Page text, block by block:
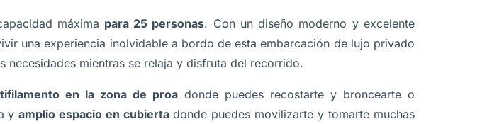
máxima para 25 personas. Con un diseño moderno y excelente
una experiencia inolvidable a bordo de esta embarcación de lujo privado
necesidades mientras se relaja y disfruta del recorrido.
en la zona de proa donde puedes recostarte y broncearte o
yamplio espacio en cubiertadonde puedes movilizarte y tomarte muchas